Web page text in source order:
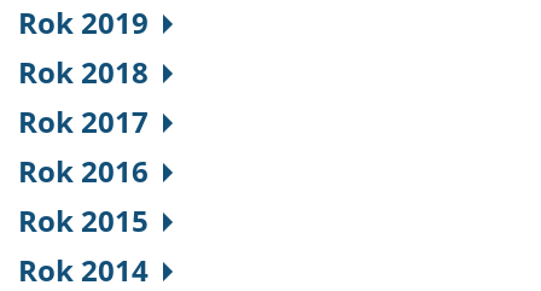
Rok 2019
Rok 2018
Rok 2017
Rok 2016
Rok 2015
Rok 2014